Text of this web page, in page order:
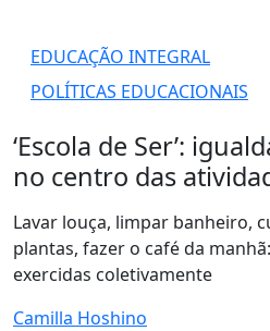
EDUCAÇÃO INTEGRAL
POLÍTICAS EDUCACIONAIS
‘Escola de Ser’:
no centro das
Lavar louça, limpar banheiro,
plantas, fazer o café da
exercidas coletivamente
Camilla Hoshino